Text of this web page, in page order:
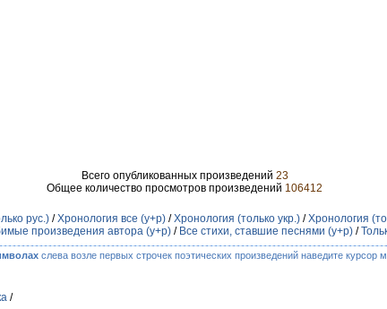
Всего опубликованных произведений 23
Общее количество просмотров произведений 106412
рус.) /Хронология все (у+р) /Хронология (только укр.) /Хронология
произведения автора (у+р) / Все стихи, ставшие песнями (у+р) /
слева возле первых строчек поэтических произведений наведите
/